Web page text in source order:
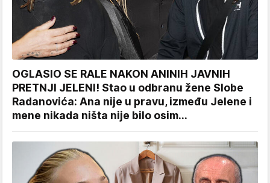
OGLASIO SE RALE NAKON ANINIH JAVNIH
PRETNJI JELENI! Stao u odbranu žene Slobe
Radanovića: Ana nije u pravu, između Jelene i
mene nikada ništa nije bilo osim...